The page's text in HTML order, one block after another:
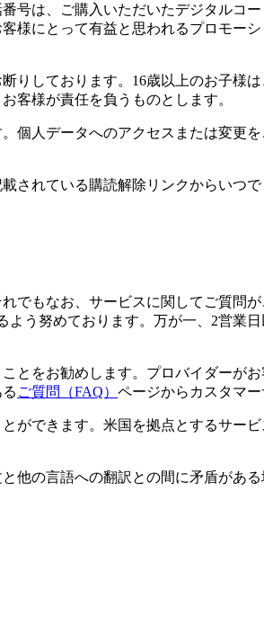
号は、ご購入いただいたデジタルコ
様にとって有益と思われるプロモー
りしております。16歳以上のお子様
客様が責任を負うものとします。
個人データへのアクセスまたは変更を
されている購読解除リンクからいつで
でもなお、サービスに関してご質問
う努めております。万が一、2営業
とをお勧めします。プロバイダーが
ご質問（FAQ） ページからカスタマ
ができます。米国を拠点とするサー
の言語への翻訳との間に矛盾がある